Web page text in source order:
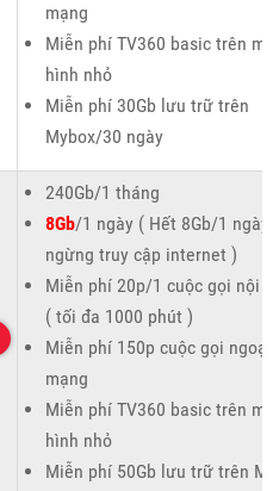
mạng
Miễn phí TV360 basic trên
hình nhỏ
Miễn phí 30Gb lưu trữ trên
Mybox/30 ngày
240Gb/1 tháng
8Gb/1 ngày ( Hết 8Gb/1 ngày
ngừng truy cập internet )
Miễn phí 20p/1 cuộc gọi nội
( tối đa 1000 phút )
Miễn phí 150p cuộc gọi ngoại
mạng
Miễn phí TV360 basic trên
hình nhỏ
Miễn phí 50Gb lưu trữ trên